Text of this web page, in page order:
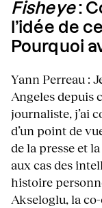
Fisheye:
l’idée de
Pourquoi
Yann Perreau :
Angeles depuis
journaliste, j’ai
d’un point de
de la presse et
aux cas des
histoire
Akseloglu, la